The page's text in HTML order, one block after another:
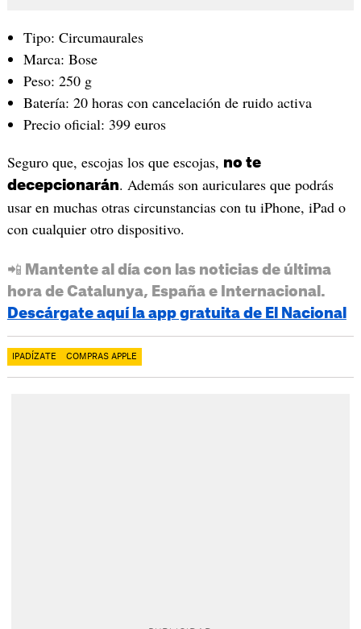
Tipo: Circumaurales
Marca: Bose
Peso: 250 g
Batería: 20 horas con cancelación de ruido activa
Precio oficial: 399 euros
Seguro que, escojas los que escojas, no te
decepcionarán. Además son auriculares que podrás
usar en muchas otras circunstancias con tu iPhone, iPad o
con cualquier otro dispositivo.
📲 Mantente al día con las noticias de última
hora de Catalunya, España e Internacional.
Descárgate aquí la app gratuita de El Nacional
IPADÍZATE COMPRAS APPLE